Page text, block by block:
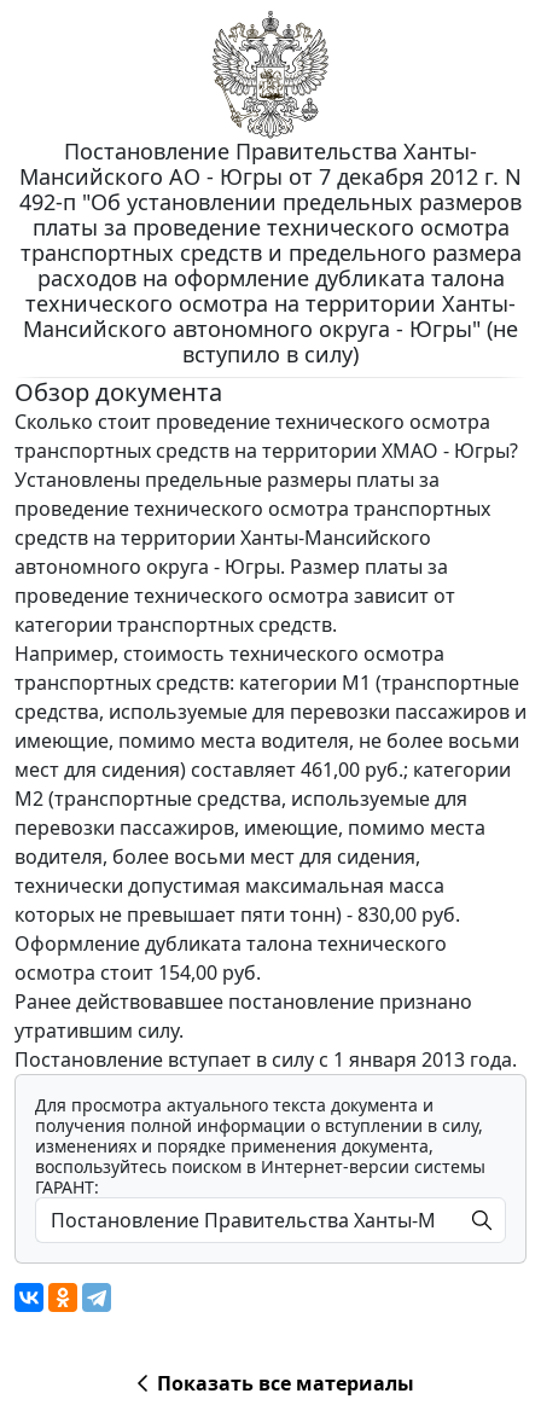
Постановление Правительства Ханты-
Мансийского АО - Югры от 7 декабря 2012 г. N
492-п "Об установлении предельных размеров
платы за проведение технического осмотра
транспортных средств и предельного размера
расходов на оформление дубликата талона
технического осмотра на территории Ханты-
Мансийского автономного округа - Югры" (не
вступило в силу)
Обзор документа
Сколько стоит проведение технического осмотра
транспортных средств на территории ХМАО - Югры?
Установлены предельные размеры платы за
проведение технического осмотра транспортных
средств на территории Ханты-Мансийского
автономного округа - Югры. Размер платы за
проведение технического осмотра зависит от
категории транспортных средств.
Например, стоимость технического осмотра
транспортных средств: категории М1 (транспортные
средства, используемые для перевозки пассажиров и
имеющие, помимо места водителя, не более восьми
мест для сидения) составляет 461,00 руб.; категории
М2 (транспортные средства, используемые для
перевозки пассажиров, имеющие, помимо места
водителя, более восьми мест для сидения,
технически допустимая максимальная масса
которых не превышает пяти тонн) - 830,00 руб.
Оформление дубликата талона технического
осмотра стоит 154,00 руб.
Ранее действовавшее постановление признано
утратившим силу.
Постановление вступает в силу с 1 января 2013 года.
Для просмотра актуального текста документа и
получения полной информации о вступлении в силу,
изменениях и порядке применения документа,
воспользуйтесь поиском в Интернет-версии системы
ГАРАНТ:
Показать все материалы